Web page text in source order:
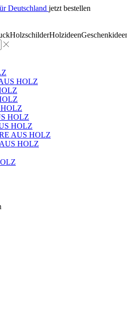
Deutschland jetzt bestellen
HolzschilderHolzideen
HOLZ
HOLZ
HOLZ
AUS HOLZ
HOLZ